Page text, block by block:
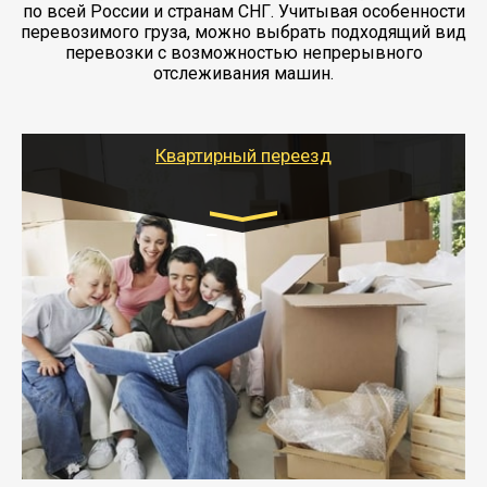
по всей России и странам СНГ. Учитывая особенности
перевозимого груза, можно выбрать подходящий вид
перевозки с возможностью непрерывного
отслеживания машин.
Квартирный переезд
Газель: 1,5 и 3 тонны
от 5000 руб.
- Междугородний переезд - это перевозка
крупногабаритных вещей, мебели, бытовой техники и
хрупких предметов.
- Тайгер Логистик организует ваш квартирный
переезд в другой город под ключ (с разборкой,
упаковкой, погрузкой/разгрузкой при
необходимости).